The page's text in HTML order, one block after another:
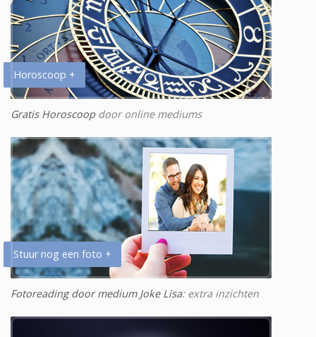
Horoscoop +
Gratis Horoscoopdoor online mediums
Stuur nog een foto +
Fotoreading door medium Joke Lisa: extra inzichten